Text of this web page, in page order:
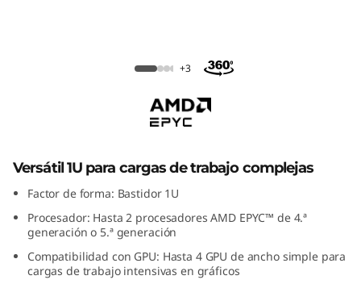
V
3
R
a
Servidor en rack ThinkSystem SR645
+3
Versátil 1U para cargas de trabajo complejas
Factor de forma: Bastidor 1U
Procesador: Hasta 2 procesadores AMD EPYC™ de 4.ª
generación o 5.ª generación
Compatibilidad con GPU: Hasta 4 GPU de ancho simple para
cargas de trabajo intensivas en gráficos